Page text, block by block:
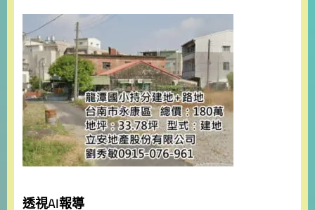
透視AI報導